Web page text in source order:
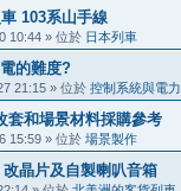
103系山手線
10:44 » 位於 日本列車
的難度?
21:15 » 位於 控制系統與電力
套和場景材料採購參考
15:59 » 位於 場景製作
晶片及自製喇叭音箱